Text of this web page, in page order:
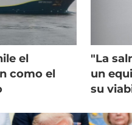
el
como el
"La
un
su